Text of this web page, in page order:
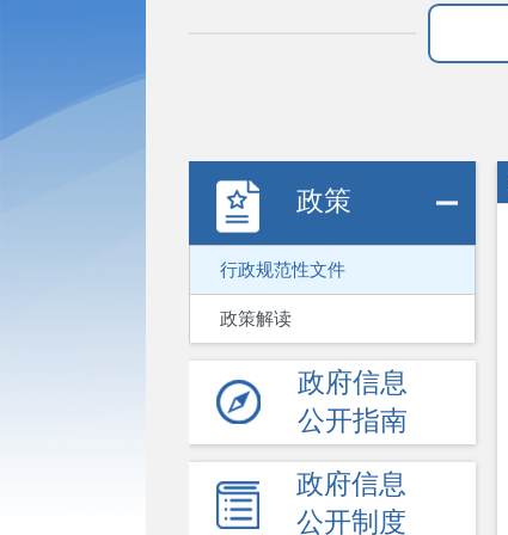
政策
行政规范性文件
政策解读
政府信息
公开指南
政府信息
公开制度